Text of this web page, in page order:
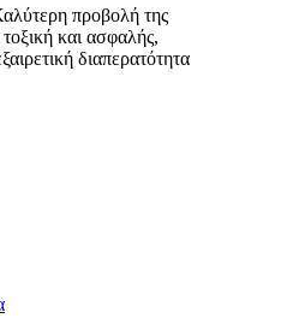
προβολή της
και ασφαλής,
διαπερατότητα